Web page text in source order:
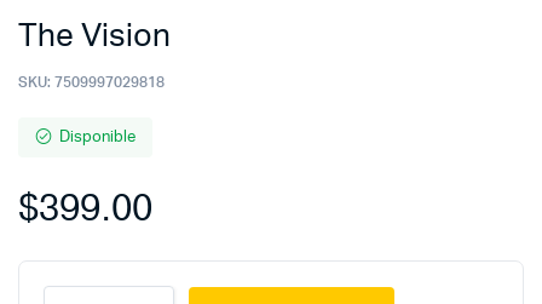
The Vision
SKU: 7509997029818
Disponible
$399.00